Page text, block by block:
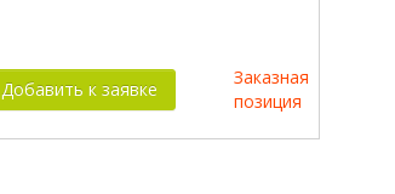
Добавить к заявке
Заказная
позиция